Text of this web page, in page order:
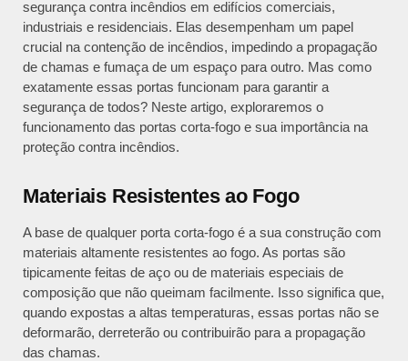
segurança contra incêndios em edifícios comerciais,
industriais e residenciais. Elas desempenham um papel
crucial na contenção de incêndios, impedindo a propagação
de chamas e fumaça de um espaço para outro. Mas como
exatamente essas portas funcionam para garantir a
segurança de todos? Neste artigo, exploraremos o
funcionamento das portas corta-fogo e sua importância na
proteção contra incêndios.
Materiais Resistentes ao Fogo
A base de qualquer porta corta-fogo é a sua construção com
materiais altamente resistentes ao fogo. As portas são
tipicamente feitas de aço ou de materiais especiais de
composição que não queimam facilmente. Isso significa que,
quando expostas a altas temperaturas, essas portas não se
deformarão, derreterão ou contribuirão para a propagação
das chamas.